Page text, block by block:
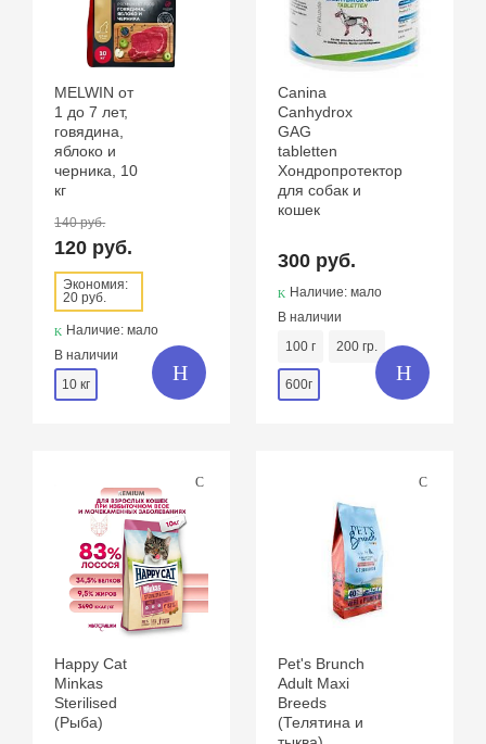
MELWIN от
1 до 7 лет,
говядина,
яблоко и
черника, 10
кг
140 руб.
120 руб.
Экономия:
20 руб.
Наличие: мало
В наличии
10 кг
Canina
Canhydrox
GAG
tabletten
Хондропротектор
для собак и
кошек
300 руб.
Наличие: мало
В наличии
100 г
200 гр.
600г
Happy Cat
Minkas
Sterilised
(Рыба)
Pet's Brunch
Adult Maxi
Breeds
(Телятина и